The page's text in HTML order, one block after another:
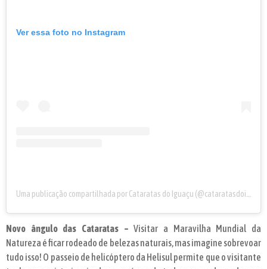
Ver essa foto no Instagram
Novo ângulo das Cataratas – Visitar a Maravilha Mundial da
Natureza é ficar rodeado de belezas naturais, mas imagine sobrevoar
tudo isso! O passeio de helicóptero da Helisul permite que o visitante